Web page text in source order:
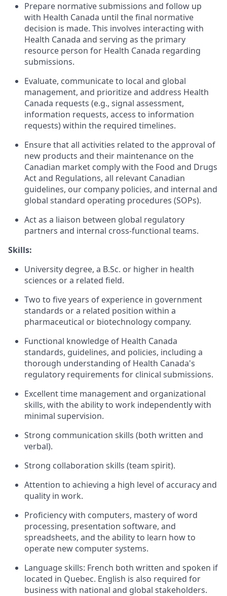
Prepare normative submissions and follow up
with Health Canada until the final normative
decision is made. This involves interacting with
Health Canada and serving as the primary
resource person for Health Canada regarding
submissions.
Evaluate, communicate to local and global
management, and prioritize and address Health
Canada requests (e.g., signal assessment,
information requests, access to information
requests) within the required timelines.
Ensure that all activities related to the approval of
new products and their maintenance on the
Canadian market comply with the Food and Drugs
Act and Regulations, all relevant Canadian
guidelines, our company policies, and internal and
global standard operating procedures (SOPs).
Act as a liaison between global regulatory
partners and internal cross-functional teams.
Skills:
University degree, a B.Sc. or higher in health
sciences or a related field.
Two to five years of experience in government
standards or a related position within a
pharmaceutical or biotechnology company.
Functional knowledge of Health Canada
standards, guidelines, and policies, including a
thorough understanding of Health Canada's
regulatory requirements for clinical submissions.
Excellent time management and organizational
skills, with the ability to work independently with
minimal supervision.
Strong communication skills (both written and
verbal).
Strong collaboration skills (team spirit).
Attention to achieving a high level of accuracy and
quality in work.
Proficiency with computers, mastery of word
processing, presentation software, and
spreadsheets, and the ability to learn how to
operate new computer systems.
Language skills: French both written and spoken if
located in Quebec. English is also required for
business with national and global stakeholders.